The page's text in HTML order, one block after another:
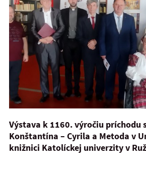
Výstava k 1160. výročiu príchodu
Konštantína – Cyrila a Metoda v
knižnici Katolíckej univerzity v